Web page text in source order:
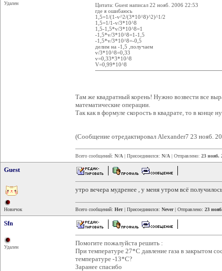
Удален
Цитата: Guest написал 22 нояб. 2006 22:53
где я ошибаюсь
1,5=1/(1-v^2/(3*10^8)^2)^1/2
1,5=1/1-v/3*10^8
1,5-1,5*v/3*10^8=1
-1,5*v/3*10^8=1-1,5
-1,5*v/3*10^8=-0,5
делим на -1,5 ,получаем
v/3*10^8=0,33
v=0,33*3*10^8
V=0,99*10^8
Там же квадратный корень! Нужно возвести все
математические операции.
Так как в формуле скорость в квадрате, то в конце
(Сообщение отредактировал Alexander7 23 нояб.
Всего сообщений: N/A | Присоединился: N/A | Отправлено: 23 нояб.
Guest
Новичок
утро вечера мудренее , у меня утром всё
Всего сообщений: Нет | Присоединился: Never| Отправлено: 23
Sfn
Удален
Помогите пожалуйста решить :
При температуре 27*С давление газа в закрытом
температуре -13*С?
Заранее спасибо